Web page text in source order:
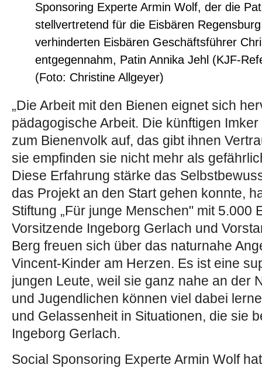
Sponsoring Experte Armin Wolf, der die
stellvertretend für die Eisbären
verhinderten Eisbären Geschäftsführer
entgegennahm, Patin Annika Jehl (KJF-
(Foto: Christine Allgeyer)
„Die Arbeit mit den Bienen eignet sich
pädagogische Arbeit. Die künftigen
zum Bienenvolk auf, das gibt ihnen
sie empfinden sie nicht mehr als
Diese Erfahrung stärke das
das Projekt an den Start gehen konnte,
Stiftung „Für junge Menschen" mit 5.000
Vorsitzende Ingeborg Gerlach und
Berg freuen sich über das naturnahe
Vincent-Kinder am Herzen. Es ist eine
jungen Leute, weil sie ganz nahe an der
und Jugendlichen können viel dabei
und Gelassenheit in Situationen, die sie
Ingeborg Gerlach.
Social Sponsoring Experte Armin Wolf